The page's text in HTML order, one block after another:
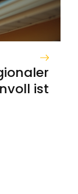
ist